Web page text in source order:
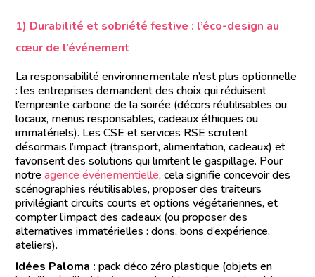
1) Durabilité et sobriété festive : l’éco-design au
cœur de l’événement
La responsabilité environnementale n’est plus optionnelle
: les entreprises demandent des choix qui réduisent
l’empreinte carbone de la soirée (décors réutilisables ou
locaux, menus responsables, cadeaux éthiques ou
immatériels). Les CSE et services RSE scrutent
désormais l’impact (transport, alimentation, cadeaux) et
favorisent des solutions qui limitent le gaspillage. Pour
notreagence événementielle, cela signifie concevoir des
scénographies réutilisables, proposer des traiteurs
privilégiant circuits courts et options végétariennes, et
compter l’impact des cadeaux (ou proposer des
alternatives immatérielles : dons, bons d’expérience,
ateliers).
Idées Paloma : pack déco zéro plastique (objets en